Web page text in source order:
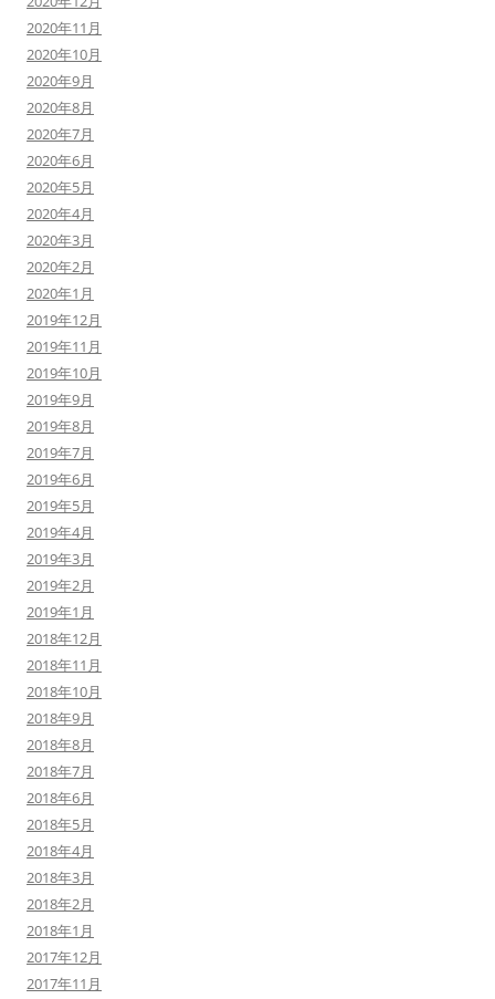
2020年11月
2020年10月
2020年9月
2020年8月
2020年7月
2020年6月
2020年5月
2020年4月
2020年3月
2020年2月
2020年1月
2019年12月
2019年11月
2019年10月
2019年9月
2019年8月
2019年7月
2019年6月
2019年5月
2019年4月
2019年3月
2019年2月
2019年1月
2018年12月
2018年11月
2018年10月
2018年9月
2018年8月
2018年7月
2018年6月
2018年5月
2018年4月
2018年3月
2018年2月
2018年1月
2017年12月
2017年11月